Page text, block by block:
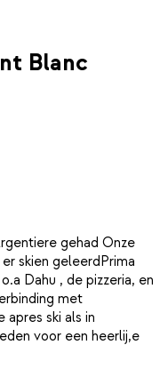
Blanc
gehad Onze
skien geleerdPrima
Dahu , de pizzeria, en
met
ski als in
voor een heerlij,e